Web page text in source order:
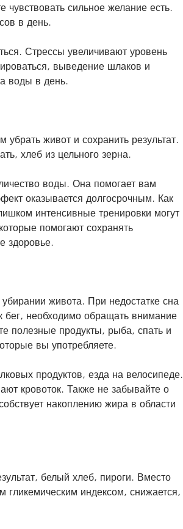
сильное желание есть.
в день.
Стрессы увеличивают уровень
выведение шлаков и
воды в день.
убрать живот и сохранить результат.
хлеб из цельного зерна.
воды. Она помогает вам
оказывается долгосрочным. Как
интенсивные тренировки могут
помогают сохранять
здоровье.
живота. При недостатке сна
бег, необходимо обращать внимание
полезные продукты, рыба, спать и
вы употребляете.
продуктов, езда на велосипеде.
кровоток. Также не забывайте о
накоплению жира в области
белый хлеб, пироги. Вместо
гликемическим индексом, снижается,